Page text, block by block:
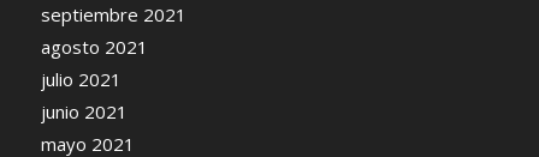
septiembre 2021
agosto 2021
julio 2021
junio 2021
mayo 2021